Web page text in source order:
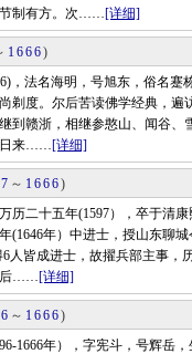
节制有方。次……[详细]
1666)
名海明，号旭东，俗名蹇栋
剃度。尔后苦读佛学经典，
到赣浙，相继参憨山、闻谷
日来……[详细]
～ 1666)
二十五年(1597），卒于清康
(1646年）中进士，授山东聊
6人皆成进士，故擢兵部主事
后……[详细]
～ 1666)
年），字宪斗，号辉岳，